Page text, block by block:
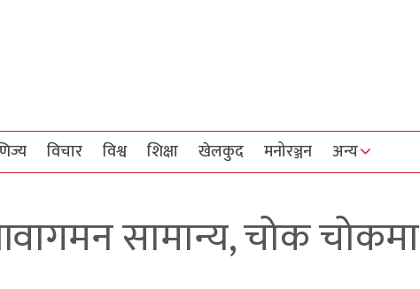
विचार विश्व शिक्षा खेलकुद मनोरञ्जन अन्य
सामान्य, चोक चोकमा